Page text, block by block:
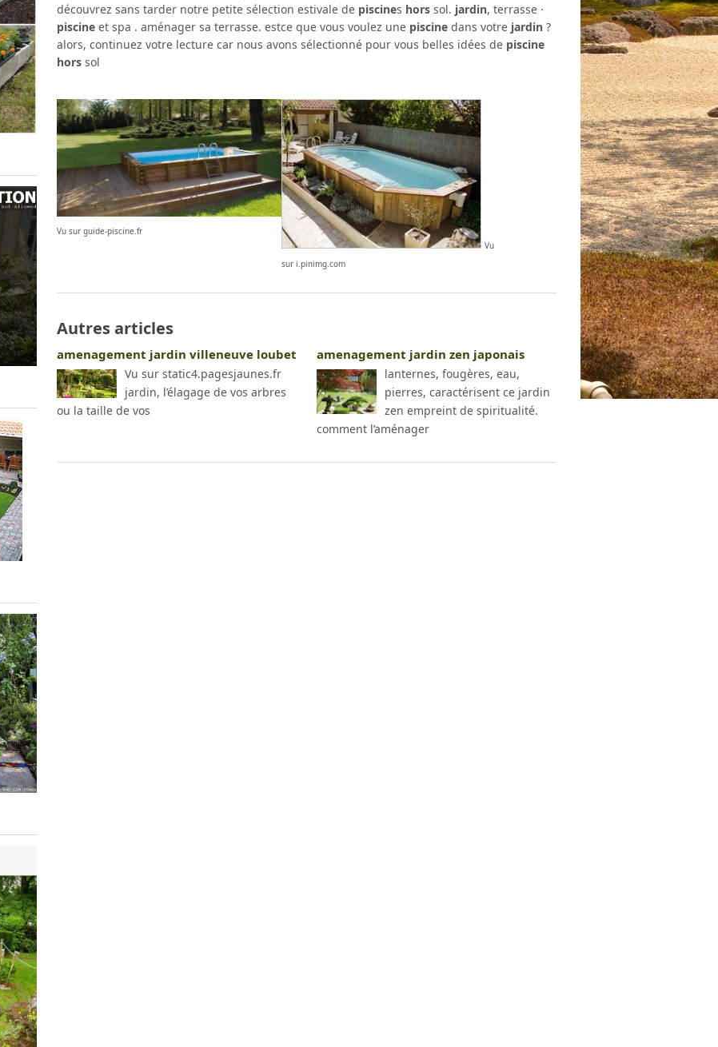
découvrez sans tarder notre petite sélection estivale de piscines hors sol. jardin, terrasse ·
piscine et spa . aménager sa terrasse. estce que vous voulez une piscine dans votre jardin ?
alors, continuez votre lecture car nous avons sélectionné pour vous belles idées de piscine
hors sol
Vu sur guide-piscine.fr
Vu
sur i.pinimg.com
Autres articles
amenagement jardin villeneuve loubet
Vu sur static4.pagesjaunes.fr
jardin, l’élagage de vos arbres
ou la taille de vos
amenagement jardin zen japonais
lanternes, fougères, eau,
pierres, caractérisent ce jardin
zen empreint de spiritualité.
comment l’aménager